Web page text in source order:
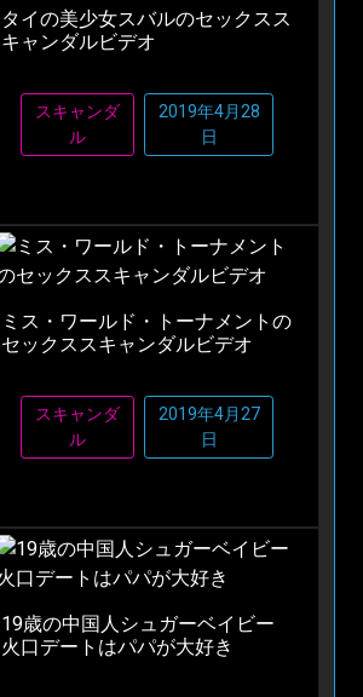
タイの美少女スバルのセックスス
キャンダルビデオ
スキャンダ
ル
2019年4月28
日
ミス・ワールド・トーナメントの
セックススキャンダルビデオ
スキャンダ
ル
2019年4月27
日
19歳の中国人シュガーベイビー
火口デートはパパが大好き